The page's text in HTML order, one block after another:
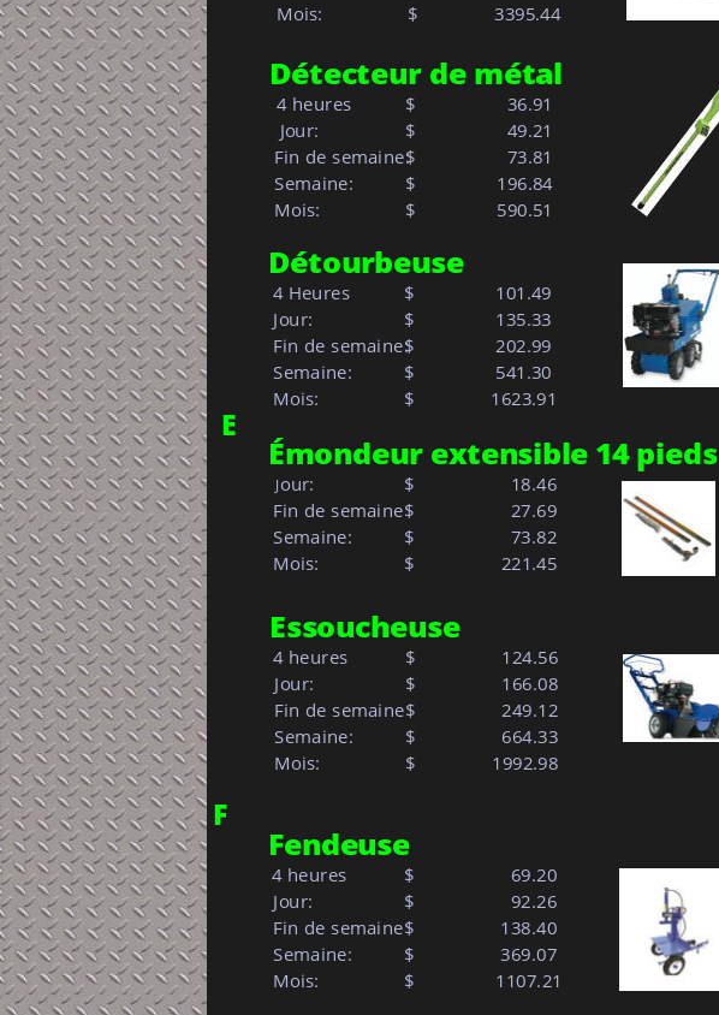
Mois:
$
        3395.44
Détourbeuse
4 Heures $
101.49
Jour:
$
135.33
Fin de semaine:$
202.99
Semaine:
$
541.30
Mois:
$
        1623.91
E
Émondeur extensible 14 pieds
  J
our: $
   18.46
Fin de semaine$
   27.69
Semaine:
$
   73.82
Mois:
$
          221.45
Essoucheuse
4 heures $
124.56
Jour:
$
166.08
Fin de semaine$
249.12
Semaine:
$
664.33
Mois:
$
        1992.98
F
Fendeuse
4 heures $
   69.20
Jour:
$
   92.26
Fin de semaine$
138.40
Semaine:
$
369.07
Mois:
$
         1107.21
Détecteur de métal
4 heures $
  36.91
  Jour:
$
  49.21
Fin de semaine:$
  73.81
Semaine:
$
196.84
Mois:
$ 590.51